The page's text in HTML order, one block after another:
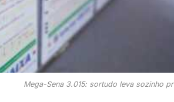
Mega-Sena 3.015: sortudo leva sozinho